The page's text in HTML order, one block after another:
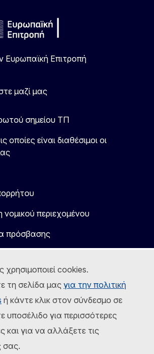
χρησιμοποιεί cookies.
τη σελίδα μας για την πολιτική
ή κάντε κλικ στον σύνδεσμο σε
υποσέλιδο για περισσότερες
και για να αλλάξετε τις
σας.
Ευρωπαϊκή Επιτροπή
μαζί μας
σημείου ΤΠ
οποίες είναι διαθέσιμοι οι
περιεχομένου
πρόσβασης